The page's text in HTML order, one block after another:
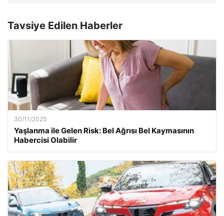
Tavsiye Edilen Haberler
30/11/2025
Yaşlanma ile Gelen Risk: Bel Ağrısı Bel Kaymasının
Habercisi Olabilir